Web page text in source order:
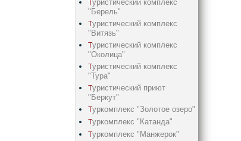
Туристический комплекс
"Берель"
Туристический комплекс
"Витязь"
Туристический комплекс
"Околица"
Туристический комплекс
"Тура"
Туристический приют
"Беркут"
Туркомплекс "Золотое озеро"
Туркомплекс "Катанда"
Туркомплекс "Манжерок"